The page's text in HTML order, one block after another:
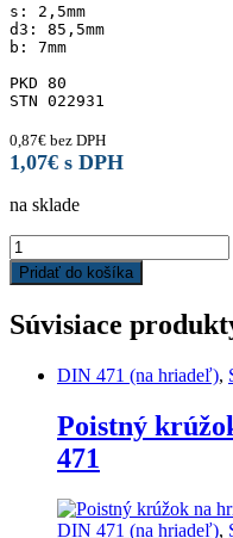
s: 2,5mm
d3: 85,5mm
b: 7mm
PKD 80
STN 022931
0,87€ bez DPH
1,07€ s DPH
na sklade
Poistný
krúžok
do
80mm
Pridať do košíka
Súvisiace
DIN 471 (na hriadeľ),
Poistný
471
DIN 471 (na hriadeľ),